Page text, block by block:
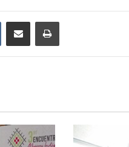
VKontakteCompartir por correo electrónicoImprimir